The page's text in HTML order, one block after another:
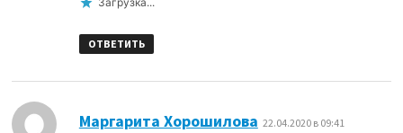
ОТВЕТИТЬ
Маргарита Хорошилова 22.04.2020 в 09:41